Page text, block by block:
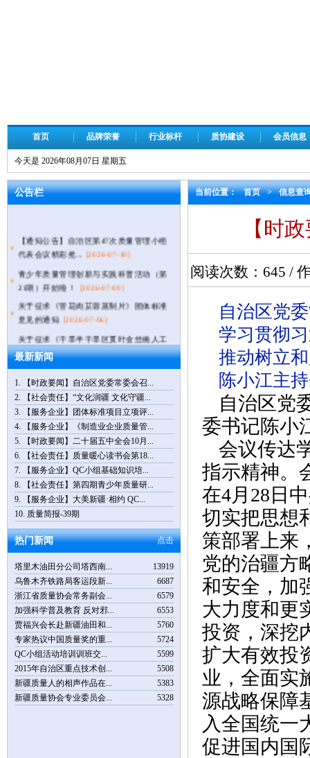
首页 品牌荣誉 行业标杆 质协建设 会员信息
今天是 2026年08月07日 星期五
公告栏
代表会议精彩抢... [2026-07-10]
21期）开始啦！ [2026-07-09]
意见的通知 [2026-07-06]
种植技术规程》... [2026-07-06]
习近平：在庆祝中国共产党成立105周年大
会上的讲话 [2026-07-02]
关于批准发布《场站电气运行方式切换便
携式辅助装置技... [2026-06-17]
【通知公告】关于举办第十四届品牌故事
大赛（乌鲁木齐... [2026-05-26]
关于举办第十四届品牌故事大赛（乌鲁木
齐赛区）暨第八... [2026-04-14]
【时政要闻】习近平：树立和践行正确政
绩观 [2026-04-01]
【通知公告】倒计时5天，“3.15国际消费
者权益日”主题... [2026-03-18]
最新新闻
1.
【时政要闻】自治区党委常委会召...
2.
【社会责任】“文化润疆 文化守疆...
3.
【服务企业】团体标准项目立项评...
4.
【服务企业】《制造业企业质量管...
5.
【时政要闻】二十届五中全会10月...
6.
【社会责任】质量暖心读书会第18...
7.
【服务企业】QC小组基础知识培...
8.
【社会责任】第四期青少年质量研...
9.
【服务企业】大美新疆·相约 QC...
10. 质量简报-39期
点击
热门新闻
13919
塔里木油田分公司塔西南...
6687
乌鲁木齐铁路局客运段新...
6579
浙江省质量协会常务副会...
6553
加强科学普及教育 反对邪...
5760
贾福兴会长赴新疆油田和...
5724
专家热议中国质量奖的重...
5599
QC小组活动培训训班交...
5508
2015年自治区重点技术创...
5383
新疆质量人的相声作品在...
5328
新疆质量协会专业委员会...
当前位置： 首页 > 信息查
【时
阅读次数： 645 /
自治区党
学习贯彻
推动树立
陈小江主
自治区党
委书记陈小
会议传达
指示精神。
在4月28日
切实把思想
策部署上来
党的治疆方
和安全，加
大力度和更
投资，深挖
扩大有效投
业，全面实
源战略保障
入全国统一
促进国内国